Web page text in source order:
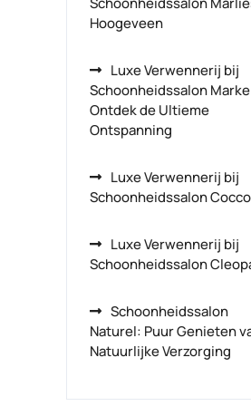
Hoogeveen
Luxe Verwennerij bij
Schoonheidssalon
Ontdek de Ultieme
Ontspanning
Luxe Verwennerij bij
Schoonheidssalon
Luxe Verwennerij bij
Schoonheidssalon
Schoonheidssalon
Naturel: Puur Genieten
Natuurlijke Verzorging